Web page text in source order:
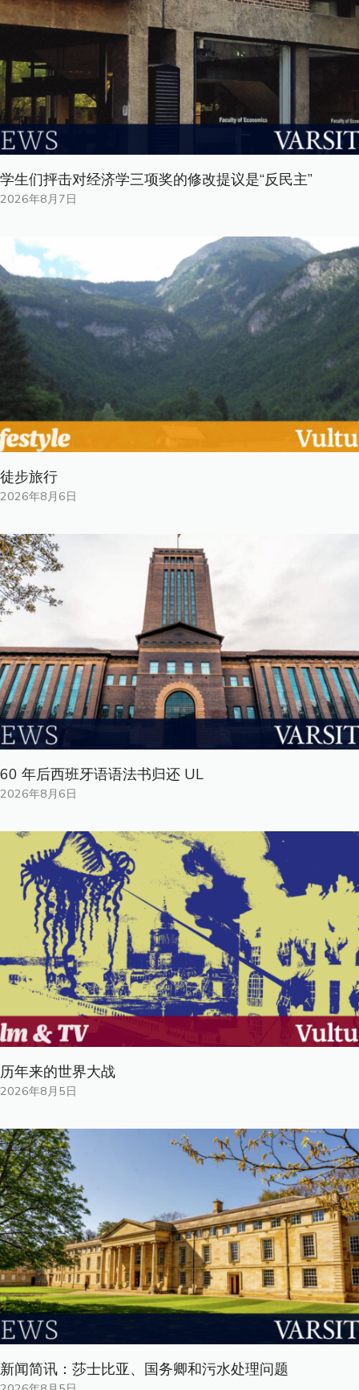
学生们抨击对经济学三项奖的修改提议是“反民主”
2026年8月7日
徒步旅行
2026年8月6日
60 年后西班牙语语法书归还 UL
2026年8月6日
历年来的世界大战
2026年8月5日
新闻简讯：莎士比亚、国务卿和污水处理问题